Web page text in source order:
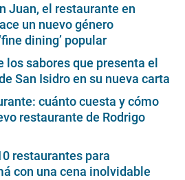
Juan, el restaurante en
un nuevo género
dining’ popular
los sabores que presenta el
San Isidro en su nueva carta
cuánto cuesta y cómo
restaurante de Rodrigo
restaurantes para
con una cena inolvidable